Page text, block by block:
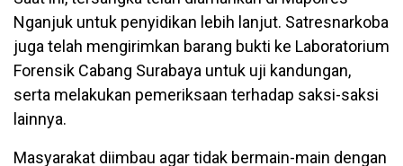
Nganjuk untuk penyidikan lebih lanjut. Satresnarkoba
juga telah mengirimkan barang bukti ke Laboratorium
Forensik Cabang Surabaya untuk uji kandungan,
serta melakukan pemeriksaan terhadap saksi-saksi
lainnya.
Masyarakat diimbau agar tidak bermain-main dengan